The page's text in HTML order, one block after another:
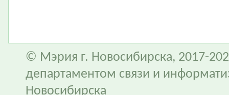
© Мэрия г. Новосибирска, 2017-
департаментом связи и
Новосибирска